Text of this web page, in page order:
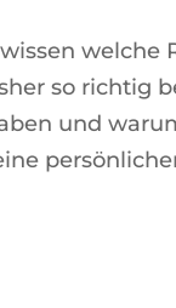
welche
so richtig
und